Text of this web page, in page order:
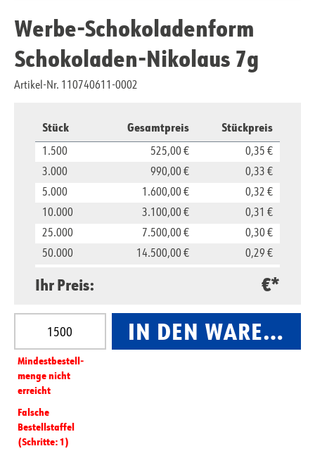
Werbe-Schokoladenform
Schokoladen-Nikolaus 7g
Artikel-Nr. 110740611-0002
Stück Gesamtpreis Stückpreis
1.500 525,00 €
0,35 €
3.000
990,00 €
0,33 €
5.000
1.600,00 €
0,32 €
10.000
3.100,00 €
0,31 €
25.000
7.500,00 €
0,30 €
50.000
14.500,00 €
0,29 €
Ihr Preis: €*
Produkt Anzahl: Gib den gewünschten Wert ein
Mindest­­bestell­­
menge nicht
erreicht
Falsche
Bestellstaffel
(Schritte: 1)
IN DEN